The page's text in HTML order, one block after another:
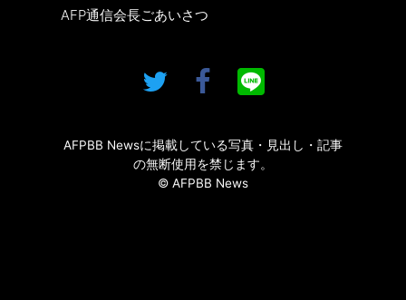
AFP通信会長ごあいさつ
AFPBB Newsに掲載している写真・見出し・記事
の無断使用を禁じます。
© AFPBB News